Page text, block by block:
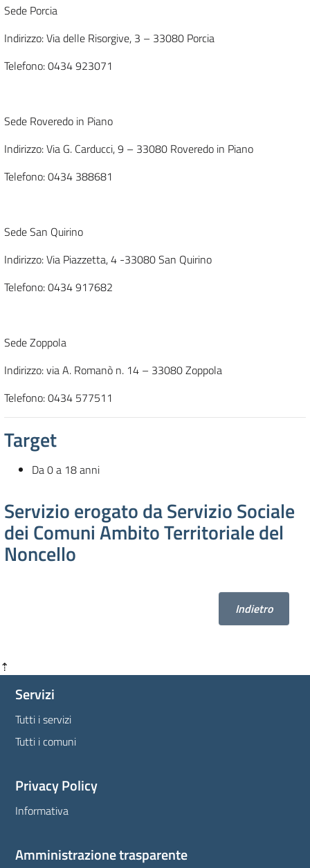
Sede Porcia
Indirizzo: Via delle Risorgive, 3 – 33080 Porcia
Telefono: 0434 923071
Sede Roveredo in Piano
Indirizzo: Via G. Carducci, 9 – 33080 Roveredo in Piano
Telefono: 0434 388681
Sede San Quirino
Indirizzo: Via Piazzetta, 4 -33080 San Quirino
Telefono: 0434 917682
Sede Zoppola
Indirizzo: via A. Romanò n. 14 – 33080 Zoppola
Telefono: 0434 577511
Target
Da 0 a 18 anni
Servizio erogato da Servizio Sociale
dei Comuni Ambito Territoriale del
Noncello
Indietro
⇡
Servizi
Tutti i servizi
Tutti i comuni
Privacy Policy
Informativa
Amministrazione trasparente